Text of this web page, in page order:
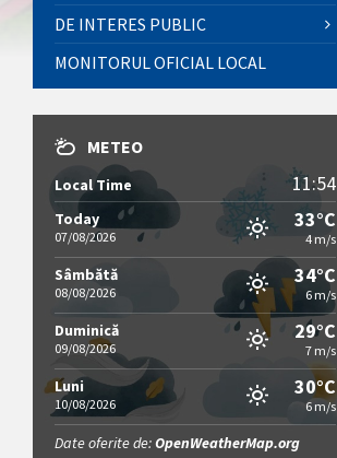
DE INTERES PUBLIC
MONITORUL OFICIAL LOCAL
METEO
Local Time 11:54
Today
07/08/2026
33°C
4 m/s
Sâmbătă
08/08/2026
34°C
6 m/s
Duminică
09/08/2026
29°C
7 m/s
Luni
10/08/2026
30°C
6 m/s
Date oferite de:OpenWeatherMap.org